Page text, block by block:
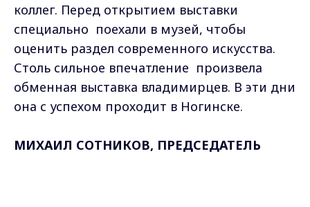
коллег. Перед открытием выставки
специально поехали в музей, чтобы
оценить раздел современного искусства.
Столь сильное впечатление произвела
обменная выставка владимирцев. В эти дни
она с успехом проходит в Ногинске.
МИХАИЛ СОТНИКОВ, ПРЕДСЕДАТЕЛЬ